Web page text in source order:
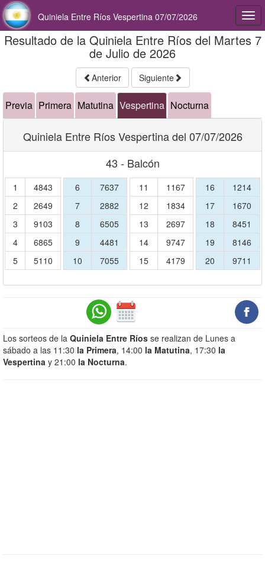
Quiniela Entre Ríos Vespertina 07/07/2026
Resultado de la Quiniela Entre Ríos del Martes 7
de Julio de 2026
Anterior Siguiente
Previa Primera Matutina Vespertina Nocturna
Quiniela Entre Ríos Vespertina del 07/07/2026
43 - Balcón
1
4843
2
2649
3
9103
4
6865
5
5110
6
7637
7
2882
8
6505
9
4481
10
7055
11
1167
12
1834
13
2697
14
9747
15
4179
16
1214
17
1670
18
8451
19
8146
20
9711
Los sorteos de la Quiniela Entre Ríos se realizan de Lunes a
sábado a las 11:30 la Primera, 14:00 la Matutina, 17:30 la
Vespertina y 21:00 la Nocturna.